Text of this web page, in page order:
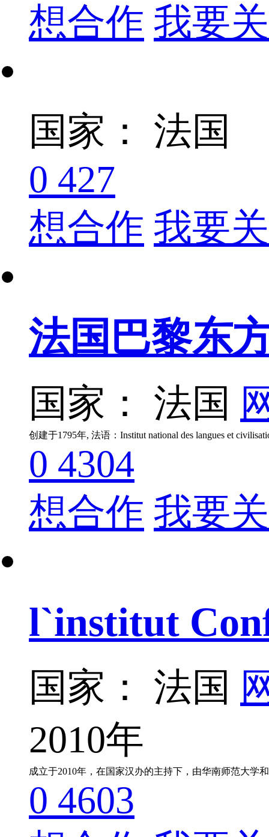
想合作 我要
国家： 法国
0 427
想合作 我要
法国巴黎东
国家： 法国
0 4304
想合作 我要
l`institut
国家： 法国
2010年
成立于2010年，在国家汉办的主持下，由华南师范大
0 4603